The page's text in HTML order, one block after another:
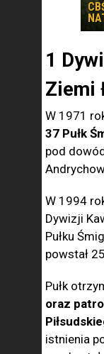
1
Ziemi
W 1971
37 Pułk
pod
W 1994
Dywizji
Pułku
powstał
Pułk
oraz
istnienia